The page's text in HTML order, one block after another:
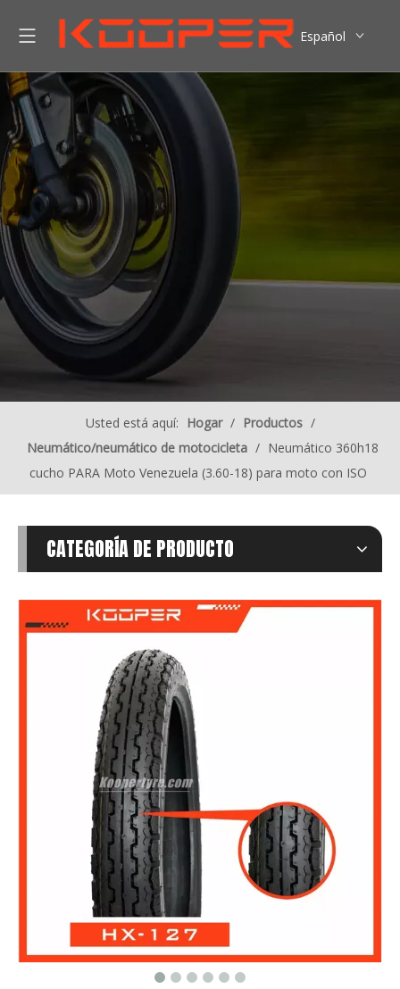
Español
Usted está aquí: Hogar / Productos /
Neumático/neumático de motocicleta / Neumático 360h18
cucho PARA Moto Venezuela (3.60-18) para moto con ISO
CATEGORÍA DE PRODUCTO